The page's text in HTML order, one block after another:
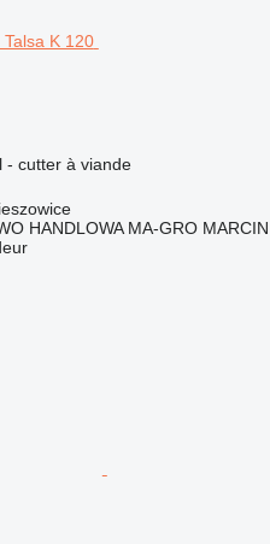
- cutter à viande
HANDLOWA MA-GRO